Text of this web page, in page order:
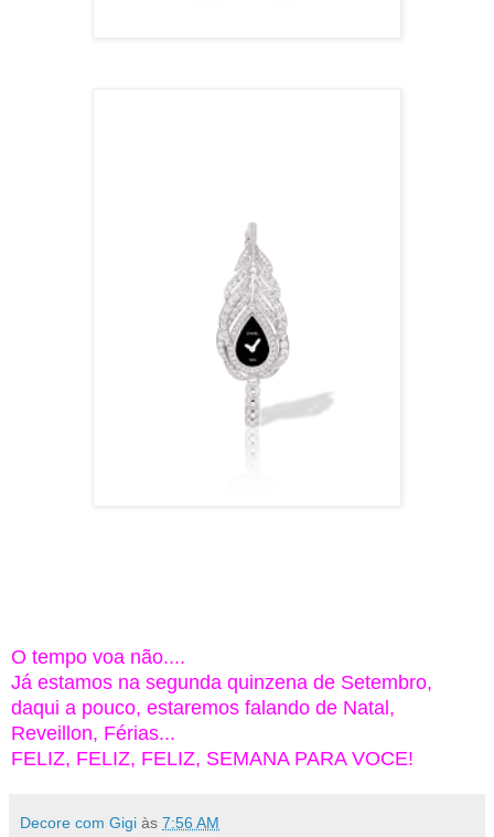
O tempo voa não....
Já estamos na segunda quinzena de Setembro,
daqui a pouco, estaremos falando de Natal,
Reveillon, Férias...
FELIZ, FELIZ, FELIZ, SEMANA PARA VOCE!
Decore com Gigi às 7:56 AM